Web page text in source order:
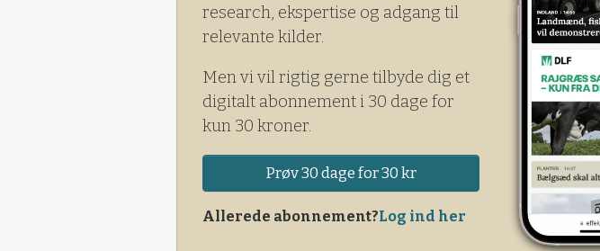
research, ekspertise og adgang til
relevante kilder.
Men vi vil rigtig gerne tilbyde dig et
digitalt abonnement i 30 dage for
kun 30 kroner.
Prøv 30 dage for 30 kr
Allerede abonnement?Log ind her